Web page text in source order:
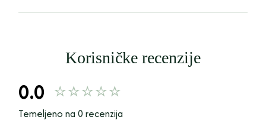
Korisničke recenzije
0.0
Temeljeno na 0 recenzija